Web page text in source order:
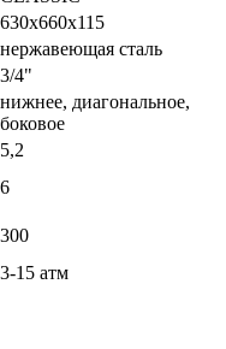
630х660х115
нержавеющая сталь
3/4"
нижнее, диагональное,
боковое
5,2
6
300
3-15 атм